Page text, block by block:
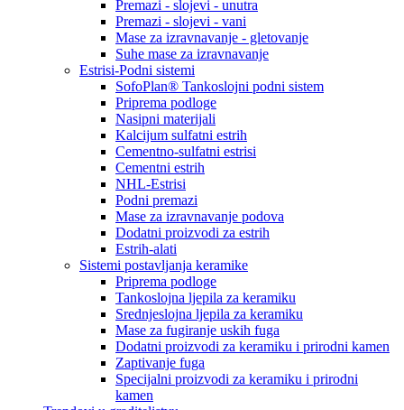
Premazi - slojevi - unutra
Premazi - slojevi - vani
Mase za izravnavanje - gletovanje
Suhe mase za izravnavanje
Estrisi-Podni sistemi
SofoPlan® Tankoslojni podni sistem
Priprema podloge
Nasipni materijali
Kalcijum sulfatni estrih
Cementno-sulfatni estrisi
Cementni estrih
NHL-Estrisi
Podni premazi
Mase za izravnavanje podova
Dodatni proizvodi za estrih
Estrih-alati
Sistemi postavljanja keramike
Priprema podloge
Tankoslojna ljepila za keramiku
Srednjeslojna ljepila za keramiku
Mase za fugiranje uskih fuga
Dodatni proizvodi za keramiku i prirodni kamen
Zaptivanje fuga
Specijalni proizvodi za keramiku i prirodni
kamen